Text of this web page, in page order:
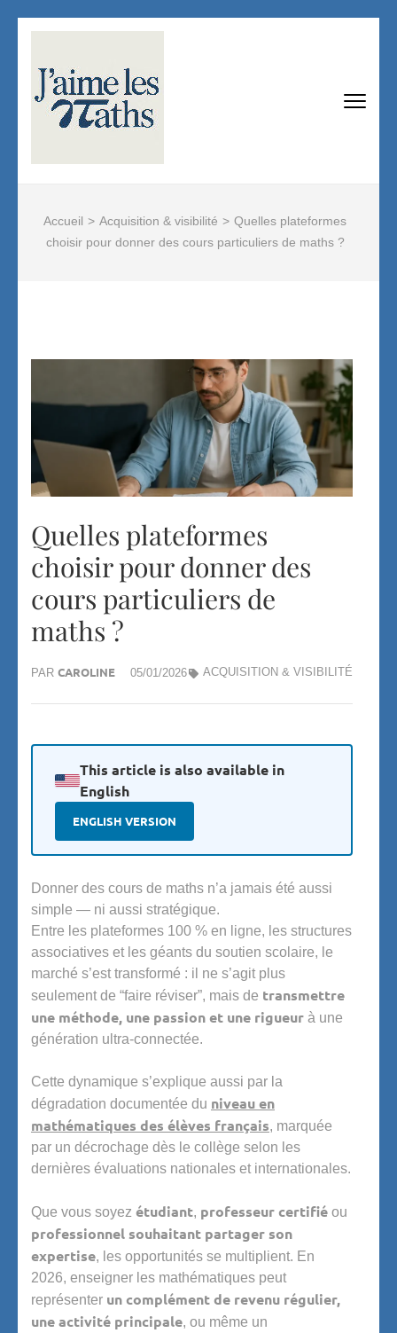
contenu
(Pressez
Entrée)
J'AIME LES MATHS
Devenir professeur de mathématiques :
Accueil > Acquisition & visibilité > Quelles plateformes
choisir pour donner des cours particuliers de maths ?
Quelles plateformes
choisir pour donner des
cours particuliers de
maths ?
PAR CAROLINE 05/01/2026 ACQUISITION & VISIBILITÉ
This article is also available in
English
ENGLISH VERSION
Donner des cours de maths n’a jamais été aussi
simple — ni aussi stratégique.
Entre les plateformes 100 % en ligne, les structures
associatives et les géants du soutien scolaire, le
marché s’est transformé : il ne s’agit plus
seulement de “faire réviser”, mais de transmettre
une méthode, une passion et une rigueur à une
génération ultra-connectée.
Cette dynamique s’explique aussi par la
dégradation documentée du niveau en
mathématiques des élèves français, marquée
par un décrochage dès le collège selon les
dernières évaluations nationales et internationales.
Que vous soyez étudiant, professeur certifié ou
professionnel souhaitant partager son
expertise, les opportunités se multiplient. En
2026, enseigner les mathématiques peut
représenter un complément de revenu régulier,
une activité principale, ou même un